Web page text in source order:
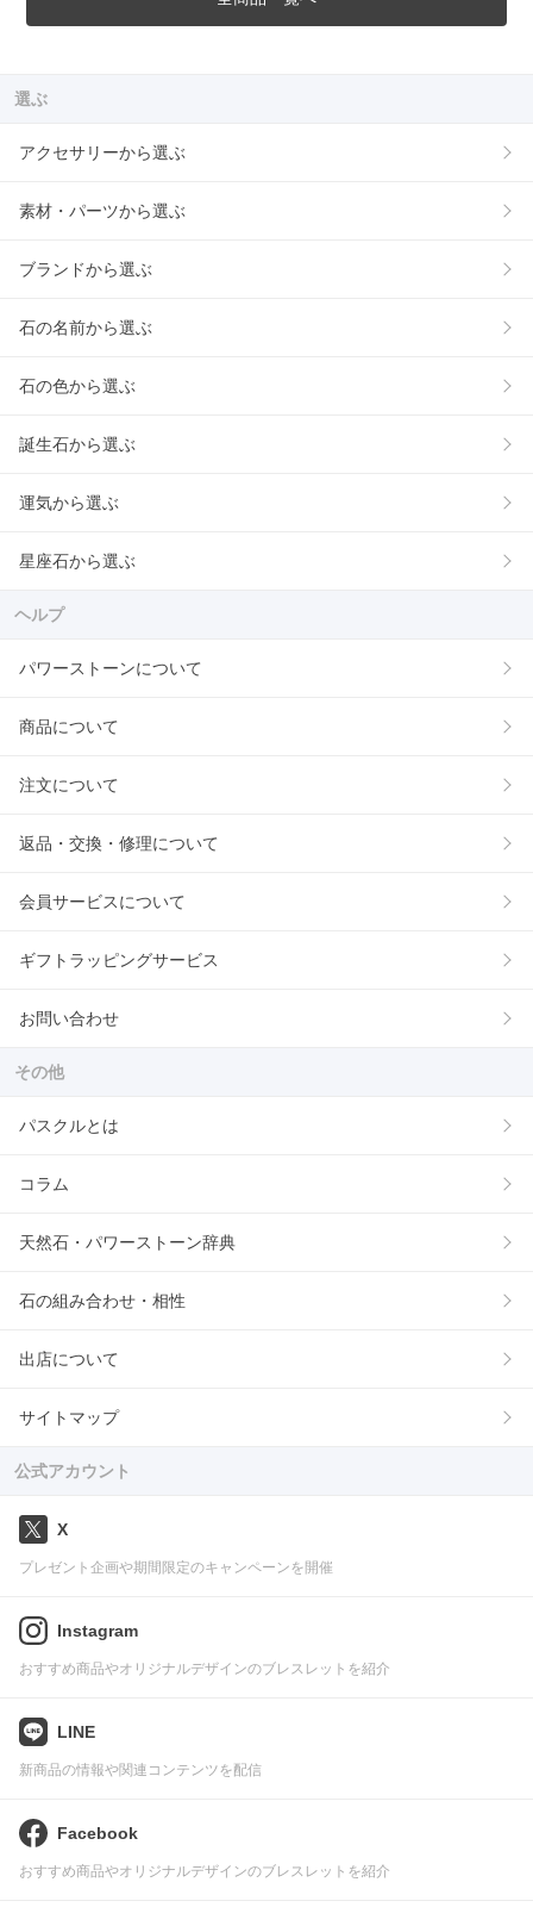
選ぶ
アクセサリーから選ぶ
素材・パーツから選ぶ
ブランドから選ぶ
石の名前から選ぶ
石の色から選ぶ
誕生石から選ぶ
運気から選ぶ
星座石から選ぶ
ヘルプ
パワーストーンについて
商品について
注文について
返品・交換・修理について
会員サービスについて
ギフトラッピングサービス
お問い合わせ
その他
パスクルとは
コラム
天然石・パワーストーン辞典
石の組み合わせ・相性
出店について
サイトマップ
公式アカウント
X
プレゼント企画や期間限定のキャンペーンを開催
Instagram
おすすめ商品やオリジナルデザインのブレスレットを紹介
LINE
新商品の情報や関連コンテンツを配信
Facebook
おすすめ商品やオリジナルデザインのブレスレットを紹介